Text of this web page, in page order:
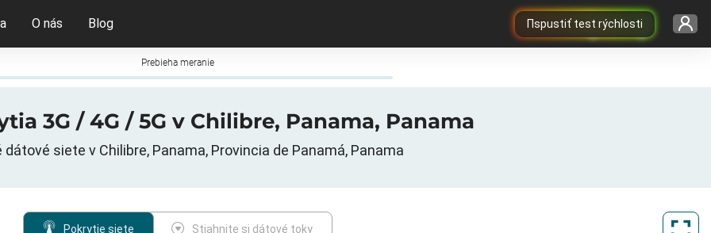
Пspustiť test rýchlosti
O nás Blog
Prebieha meranie
3G / 4G / 5G v Chilibre, Panama, Panama
dátové siete v Chilibre, Panama, Provincia de Panamá, Panama
Pokrytie siete Stiahnite si dátové toky